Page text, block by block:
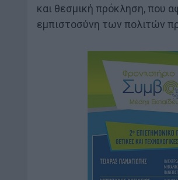
και θεσμική πρόκληση, που
εμπιστοσύνη των πολιτών